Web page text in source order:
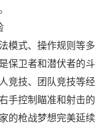
模式、操作规则等多
保卫者和潜伏者的斗
竞技、团队竞技等经
手控制瞄准和射击的
的枪战梦想完美延续